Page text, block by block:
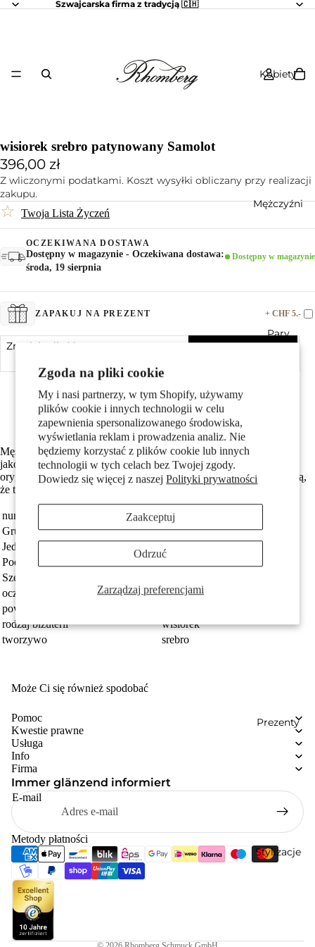
Zgoda na pliki cookie
My i nasi partnerzy, w tym Shopify, używamy
plików cookie i innych technologii w celu
zapewnienia spersonalizowanego środowiska,
wyświetlania reklam i prowadzenia analiz. Nie
będziemy korzystać z plików cookie lub innych
technologii w tych celach bez Twojej zgody.
Dowiedz się więcej z naszejPolityki prywatności
Zarządzaj preferencjami
Zaakceptuj
Odrzuć
Szwajcarska firma z tradycją 🇨🇭
Kobiety
Mężczyźni
Pary
Prezenty
Stylizacje
wisiorek srebro patynowany Samolot
396,00 zł
Z wliczonymi podatkami. Koszt wysyłki obliczany przy realizacji
zakupu.
☆ Twoja Lista Życzeń
OCZEKIWANA DOSTAWA
Dostępny w magazynie - Oczekiwana dostawa:
środa, 19 sierpnia
Dostępny w magazynie
ZAPAKUJ NA PREZENT + CHF 5.-
Zmniejsz ilość
Made in Germany
Srebro próby 925 z próbą 925
Średnica wewnętrzna oczka wynosi 3.0 mm
Darmowa dostawa
Męski wisiorek w kształcie samolotu wykonany ze srebra wysokiej
jakości. Idealny dla miłośników lotnictwa oraz osób ceniących
oryginalne dodatki. Precyzyjne detale i solidne wykonanie sprawiają,
że to wyjątkowy element biżuterii na co dzień i od święta.
numer zamówienia
524595
Grupa docelowa
Mężczyźni
Jednostka
sztuka
Pochodzenie
Made in Germany
Szerokość
oczko przyczepy
3.0 mm
powłoka
rodzaj biżuterii
wisiorek
tworzywo
srebro
Może Ci się również spodobać
Pomoc
Kwestie prawne
Usługa
Info
Firma
Immer glänzend informiert
E-mail
Metody płatności